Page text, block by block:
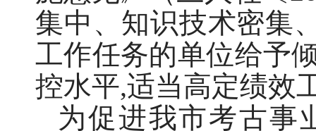
集中、知识技术密集
工作任务的单位给予
控水平,适当高定绩效
为促进我市考古事